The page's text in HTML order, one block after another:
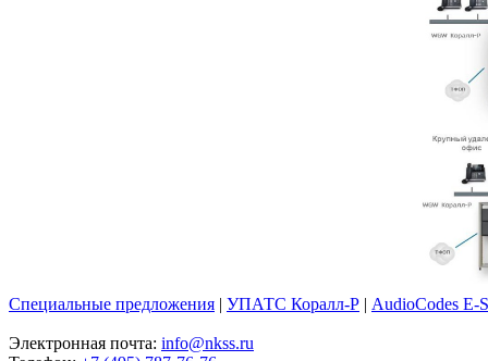
Специальные предложения | УПАТС Коралл-Р | AudioCodes E-
Электронная почта: info@nkss.ru